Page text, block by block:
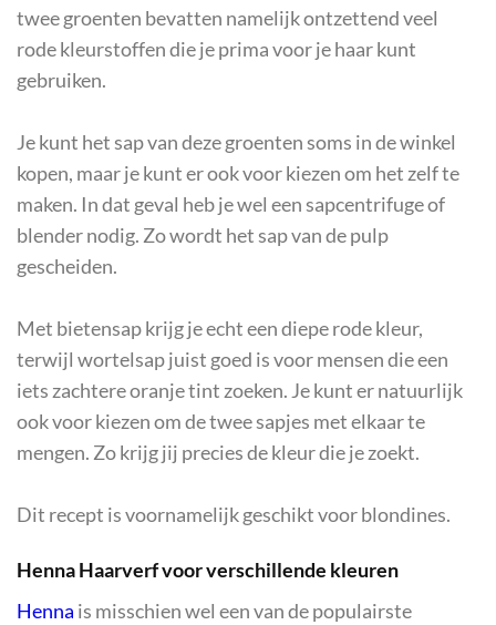
twee groenten bevatten namelijk ontzettend veel
rode kleurstoffen die je prima voor je haar kunt
gebruiken.
Je kunt het sap van deze groenten soms in de winkel
kopen, maar je kunt er ook voor kiezen om het zelf te
maken. In dat geval heb je wel een sapcentrifuge of
blender nodig. Zo wordt het sap van de pulp
gescheiden.
Met bietensap krijg je echt een diepe rode kleur,
terwijl wortelsap juist goed is voor mensen die een
iets zachtere oranje tint zoeken. Je kunt er natuurlijk
ook voor kiezen om de twee sapjes met elkaar te
mengen. Zo krijg jij precies de kleur die je zoekt.
Dit recept is voornamelijk geschikt voor blondines.
Henna Haarverf voor verschillende kleuren
Henna is misschien wel een van de populairste